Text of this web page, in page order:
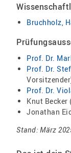
Bruchholz,
Prof. Dr.
Prof. Dr.
Prof. Dr.
Knut
Jonathan
Stand: März